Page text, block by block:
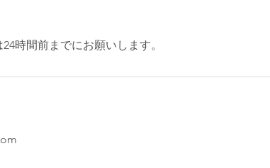
時間前までにお願いします。